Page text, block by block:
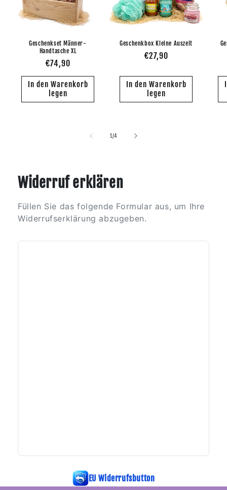
Geschenkset Männer-
Handtasche XL
Normaler
Preis
€74,90
In den Warenkorb
legen
Geschenkbox Kleine Auszeit
Normaler
€27,90
In den Warenkorb
legen
1 /von
4
Widerruf erklären
Füllen Sie das folgende Formular aus, um Ihre
Widerrufserklärung abzugeben.
EU Widerrufsbutton